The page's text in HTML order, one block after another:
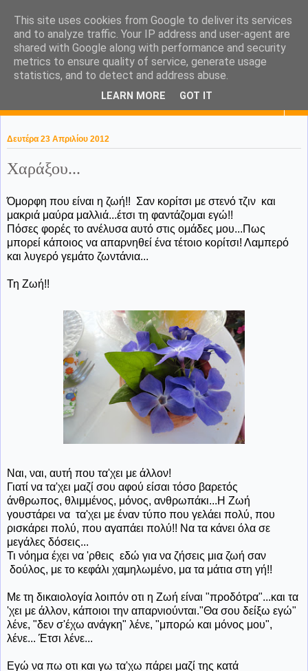
KaPa. Me without you...tea
without a biscuit!
Δευτέρα 23 Απριλίου 2012
Χαράξου...
Όμορφη που είναι η ζωή!! Σαν κορίτσι με στενό τζιν και
μακριά μαύρα μαλλιά...έτσι τη φαντάζομαι εγώ!!
Πόσες φορές το ανέλυσα αυτό στις ομάδες μου...Πως
μπορεί κάποιος να απαρνηθεί ένα τέτοιο κορίτσι! Λαμπερό
και λυγερό γεμάτο ζωντάνια...
Τη Ζωή!!
Ναι, ναι, αυτή που τα'χει με άλλον!
Γιατί να τα'χει μαζί σου αφού είσαι τόσο βαρετός
άνθρωπος, θλιμμένος, μόνος, ανθρωπάκι...Η Ζωή
γουστάρει να τα'χει με έναν τύπο που γελάει πολύ, που
ρισκάρει πολύ, που αγαπάει πολύ!! Να τα κάνει όλα σε
μεγάλες δόσεις...
Τι νόημα έχει να 'ρθεις εδώ για να ζήσεις μια ζωή σαν
δούλος, με το κεφάλι χαμηλωμένο, μα τα μάτια στη γή!!
Με τη δικαιολογία λοιπόν οτι η Ζωή είναι "προδότρα"...και τα
'χει με άλλον, κάποιοι την απαρνιούνται."Θα σου δείξω εγώ"
λένε, "δεν σ'έχω ανάγκη" λένε, "μπορώ και μόνος μου",
λένε... Έτσι λένε...
Εγώ να πω οτι και γω τα'χω πάρει μαζί της κατά
This site uses cookies from Google to deliver its services
and to analyze traffic. Your IP address and user-agent are
shared with Google along with performance and security
metrics to ensure quality of service, generate usage
statistics, and to detect and address abuse.
LEARN MORE GOT IT